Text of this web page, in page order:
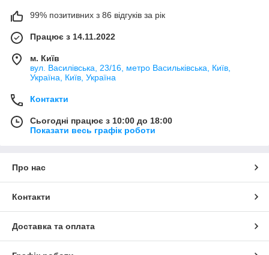
99% позитивних з 86 відгуків за рік
Працює з 14.11.2022
м. Київ
вул. Василівська, 23/16, метро Васильківська, Київ,
Україна, Київ, Україна
Контакти
Сьогодні працює з 10:00 до 18:00
Показати весь графік роботи
Про нас
Контакти
Доставка та оплата